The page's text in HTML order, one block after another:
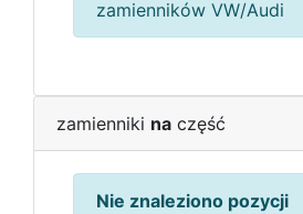
zamienników VW/Audi
zamienniki na część
Nie znaleziono pozycji